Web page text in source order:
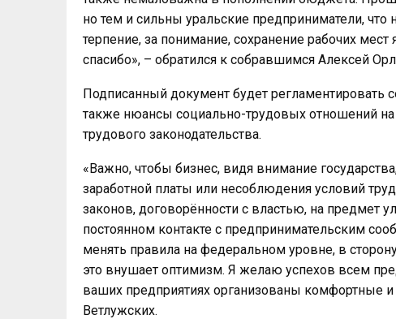
но тем и сильны уральские предприниматели, что
терпение, за понимание, сохранение рабочих
спасибо», – обратился к собравшимся Алексей
Подписанный документ будет регламентировать
также нюансы социально-трудовых отношений
трудового законодательства.
«Важно, чтобы бизнес, видя внимание
заработной платы или несоблюдения условий
законов, договорённости с властью, на предмет
постоянном контакте с предпринимательским
менять правила на федеральном уровне, в
это внушает оптимизм. Я желаю успехов всем
ваших предприятиях организованы комфортные
Ветлужских.